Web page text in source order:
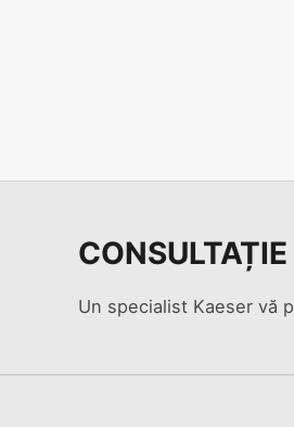
Un specialist Kaeser vă